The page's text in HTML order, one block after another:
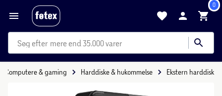
0
mere end 35.000 varer
Computere & gaming Harddiske & hukommelse Ekstern harddisk